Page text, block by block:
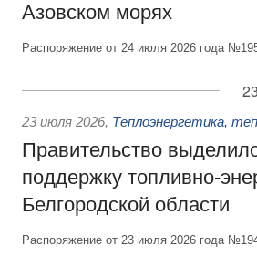
Азовском морях
Распоряжение от 24 июля 2026 года
23 июля 2026, Теплоэнергетика,
Правительство
поддержку топливно-
Белгородской области
Распоряжение от 23 июля 2026 года